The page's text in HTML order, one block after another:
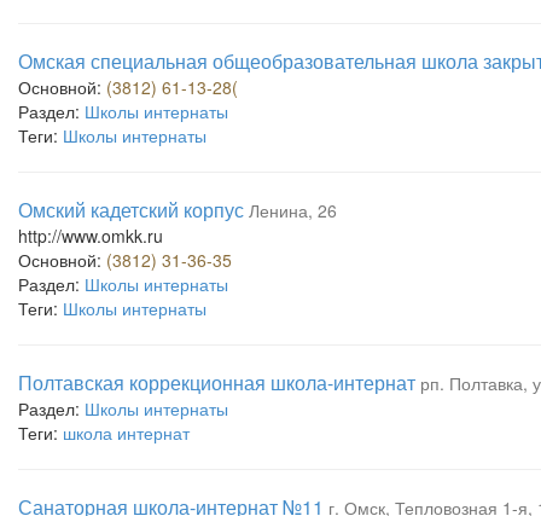
Омская специальная общеобразовательная школа
Основной: (3812) 61-13-28(
Раздел: Школы интернаты
Теги: Школы интернаты
Омский кадетский корпус Ленина, 26
http://www.omkk.ru
Основной: (3812) 31-36-35
Раздел: Школы интернаты
Теги: Школы интернаты
Полтавская коррекционная школа-интернат рп. Полтавка,
Раздел: Школы интернаты
Теги: школа интернат
Санаторная школа-интернат №11 г. Омск, Тепловозная 1-я,